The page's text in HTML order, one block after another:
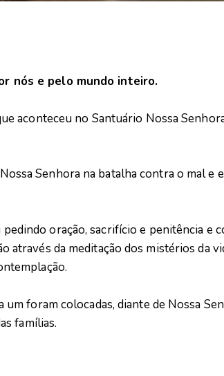
nós e pelo mundo inteiro.
aconteceu no Santuário Nossa
Senhora na batalha contra o mal e
oração, sacrifício e penitência e
através da meditação dos mistérios da
foram colocadas, diante de Nossa
famílias.